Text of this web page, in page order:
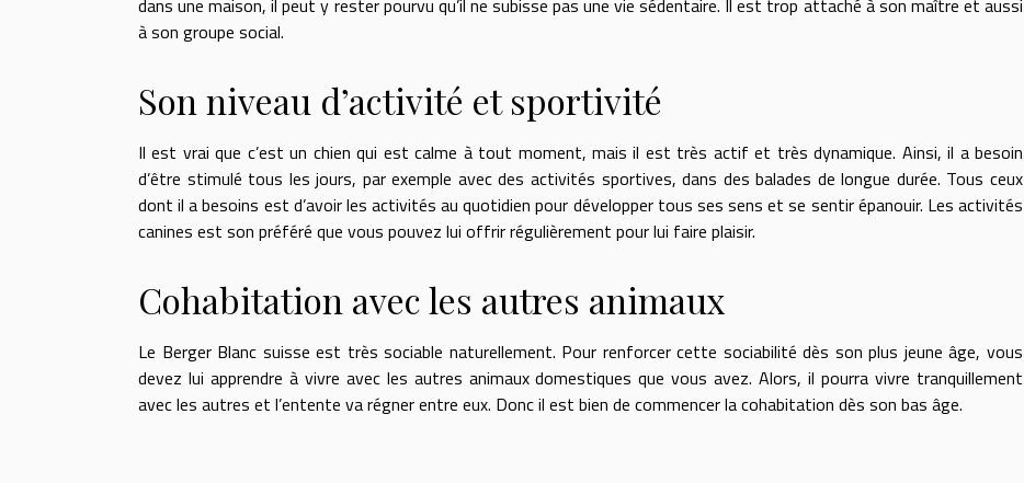
dans une maison, il peut y rester pourvu qu’il ne subisse pas une vie sédentaire. Il est trop attaché à son maître et aussi
à son groupe social.
Son niveau d’activité et sportivité
Il est vrai que c’est un chien qui est calme à tout moment, mais il est très actif et très dynamique. Ainsi, il a besoin
d’être stimulé tous les jours, par exemple avec des activités sportives, dans des balades de longue durée. Tous ceux
dont il a besoins est d’avoir les activités au quotidien pour développer tous ses sens et se sentir épanouir. Les activités
canines est son préféré que vous pouvez lui offrir régulièrement pour lui faire plaisir.
Cohabitation avec les autres animaux
Le Berger Blanc suisse est très sociable naturellement. Pour renforcer cette sociabilité dès son plus jeune âge, vous
devez lui apprendre à vivre avec les autres animaux domestiques que vous avez. Alors, il pourra vivre tranquillement
avec les autres et l’entente va régner entre eux. Donc il est bien de commencer la cohabitation dès son bas âge.